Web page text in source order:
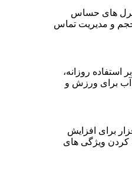
های حساس
و مدیریت تماس
روزانه،
برای ورزش و
برای افزایش
کردن ویژگی های